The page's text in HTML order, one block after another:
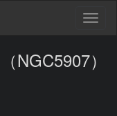
NGC5907）